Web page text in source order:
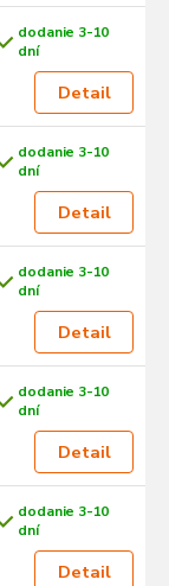
dodanie 3-10
dní
Detail
dodanie 3-10
dní
Detail
dodanie 3-10
dní
Detail
dodanie 3-10
dní
Detail
dodanie 3-10
dní
Detail